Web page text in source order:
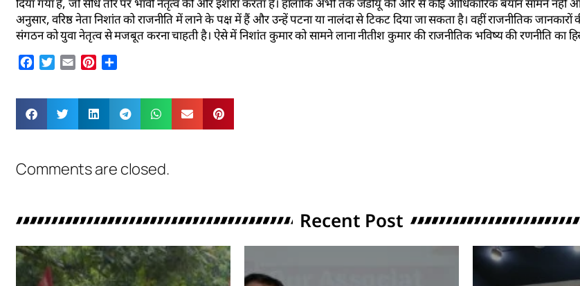
दिया गया है, जो सीधे तौर पर भावी नेतृत्व की ओर इशारा करता है। हालांकि अभी तक जेडीयू की ओर से कोई आधिकारिक बयान सामने नहीं
अनुसार, वरिष्ठ नेता निशांत को राजनीति में लाने के पक्ष में हैं और उन्हें पटना या नालंदा से टिकट दिया जा सकता है। वहीं राजनीतिक
संगठन को युवा नेतृत्व से मजबूत करना चाहती है। ऐसे में निशांत कुमार को सामने लाना नीतीश कुमार की राजनीतिक भविष्य की रणनीति का
Facebook
Twitter
Email Pinterest
Comments are closed.
Recent Post